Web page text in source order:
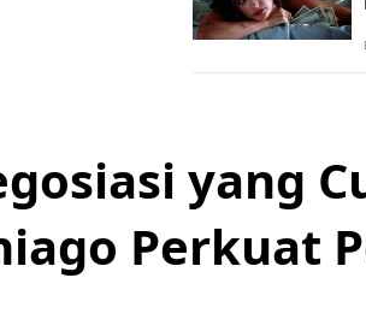
yang
Perkuat